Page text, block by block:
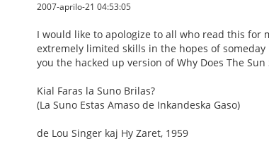
2007-aprilo-21 04:53:05
I would like to apologize to all who read this
extremely limited skills in the hopes of
you the hacked up version of Why Does The Sun
Kial Faras la Suno Brilas?
(La Suno Estas Amaso de Inkandeska Gaso)
de Lou Singer kaj Hy Zaret, 1959